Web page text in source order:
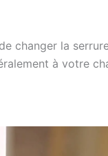
de changer la
à votre